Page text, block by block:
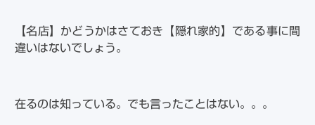
【名店】かどうかはさておき【隠れ家的】である事に間
違いはないでしょう。
在るのは知っている。でも言ったことはない。。。